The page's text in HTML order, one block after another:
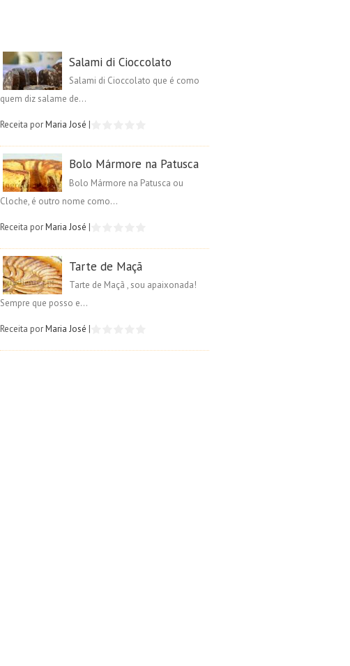
Salami di Cioccolato
Salami di Cioccolato que é como
quem diz salame de...
Receita porMaria José |
Bolo Mármore na Patusca
Bolo Mármore na Patusca ou
Cloche, é outro nome como...
Receita porMaria José |
Tarte de Maçã
Tarte de Maçã , sou apaixonada!
Sempre que posso e...
Receita porMaria José |